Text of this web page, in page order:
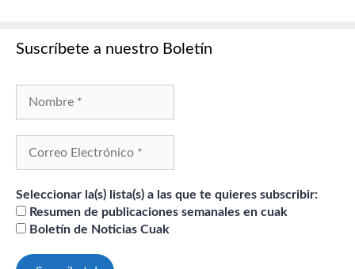
Suscríbete a nuestro Boletín
Seleccionar la(s) lista(s) a las que te quieres subscribir:
Resumen de publicaciones semanales en cuak
Boletín de Noticias Cuak